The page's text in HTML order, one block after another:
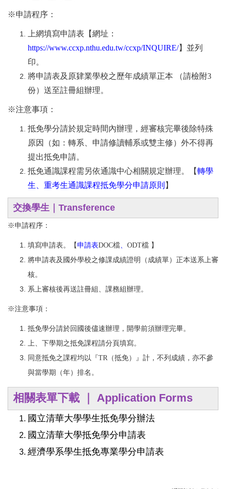
※申請程序：
上網填寫申請表【網址：
https://www.ccxp.nthu.edu.tw/ccxp/INQUIRE/】並列
印。
將申請表及原肄業學校之歷年成績單正本 （請檢附3
份）送至註冊組辦理。
※注意事項：
抵免學分請於規定時間內辦理，經審核完畢後除特殊
原因（如：轉系、申請修讀輔系或雙主修）外不得再
提出抵免申請。
抵免通識課程需另依通識中心相關規定辦理。【轉學
生、重考生通識課程抵免學分申請原則 】
交換學生｜ Transference
※申請程序：
填寫申請表。【申請表DOC檔、 ODT檔 】
將申請表及國外學校之修課成績證明（成績單）正本送系上審
核。
系上審核後再送註冊組、課務組辦理。
※注意事項：
抵免學分請於回國後儘速辦理，開學前須辦理完畢。
上、下學期之抵免課程請分頁填寫。
同意抵免之課程均以『TR（抵免）』計，不列成績，亦不參
與當學期（年）排名。
相關表單下載 ｜ Application Forms
國立清華大學學生抵免學分辦法
國立清華大學抵免學分申請表
經濟學系學生抵免專業學分申請表